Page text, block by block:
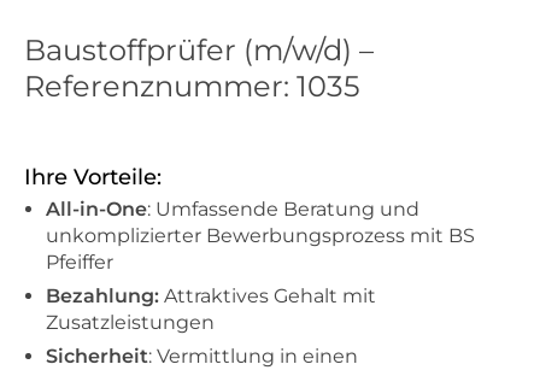
Baustoffprüfer (m/w/d) –
Referenznummer: 1035
Ihre Vorteile:
All-in-One: Umfassende Beratung und
unkomplizierter Bewerbungsprozess mit BS
Pfeiffer
Bezahlung: Attraktives Gehalt mit
Zusatzleistungen
Sicherheit: Vermittlung in einen